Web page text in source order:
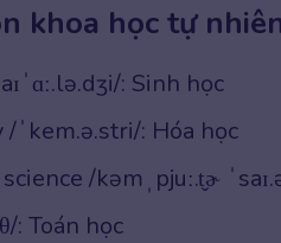
khoa học tự
: Sinh học
ˈkem.ə.stri/: Hóa học
/kəmˌpjuː.t̬ɚ
: Toán học